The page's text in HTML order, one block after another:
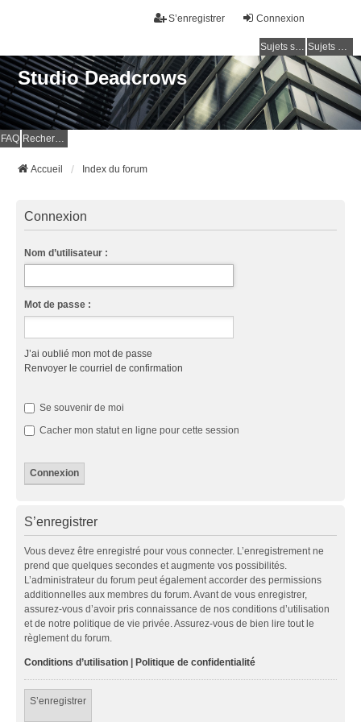
Connexion
S’enregistrer
Sujets sans réponse Sujets actifs
Studio Deadcrows
FAQ Rechercher
Accueil Index du forum
Connexion
Nom d’utilisateur :
Mot de passe :
J’ai oublié mon mot de passe
Renvoyer le courriel de confirmation
Se souvenir de moi
Cacher mon statut en ligne pour cette session
S’enregistrer
Vous devez être enregistré pour vous connecter. L’enregistrement ne
prend que quelques secondes et augmente vos possibilités.
L’administrateur du forum peut également accorder des permissions
additionnelles aux membres du forum. Avant de vous enregistrer,
assurez-vous d’avoir pris connaissance de nos conditions d’utilisation
et de notre politique de vie privée. Assurez-vous de bien lire tout le
règlement du forum.
Conditions d’utilisation | Politique de confidentialité
S’enregistrer